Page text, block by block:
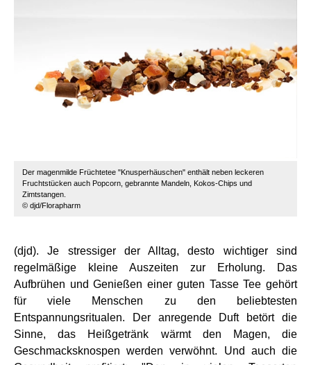
Der magenmilde Früchtetee "Knusperhäuschen" enthält neben leckeren
Fruchtstücken auch Popcorn, gebrannte Mandeln, Kokos-Chips und
Zimtstangen.
© djd/Florapharm
(djd). Je stressiger der Alltag, desto wichtiger sind
regelmäßige kleine Auszeiten zur Erholung. Das
Aufbrühen und Genießen einer guten Tasse Tee gehört
für viele Menschen zu den beliebtesten
Entspannungsritualen. Der anregende Duft betört die
Sinne, das Heißgetränk wärmt den Magen, die
Geschmacksknospen werden verwöhnt. Und auch die